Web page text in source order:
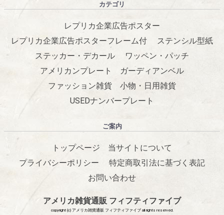
カテゴリ
レプリカ企業広告ポスター
レプリカ企業広告ポスターフレーム付
ステンシル型紙
ステッカー・デカール
ワッペン・パッチ
アメリカンプレート
ガーディアンベル
ファッション雑貨
小物・日用雑貨
USEDナンバープレート
ご案内
トップページ
当サイトについて
プライバシーポリシー
特定商取引法に基づく表記
お問い合わせ
アメリカ雑貨通販 フィフティファイブ
copyright (c) アメリカ雑貨通販 フィフティファイブ all rights reserved.